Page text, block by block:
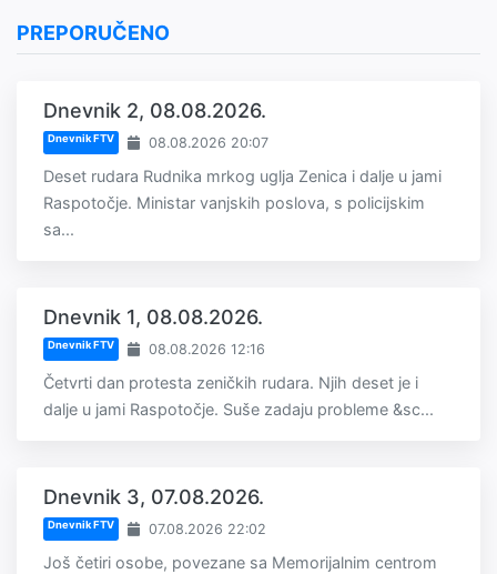
PREPORUČENO
Dnevnik 2, 08.08.2026.
Dnevnik FTV 08.08.2026 20:07
Deset rudara Rudnika mrkog uglja Zenica i dalje u jami
Raspotočje. Ministar vanjskih poslova, s policijskim
sa...
Dnevnik 1, 08.08.2026.
Dnevnik FTV 08.08.2026 12:16
Četvrti dan protesta zeničkih rudara. Njih deset je i
dalje u jami Raspotočje. Suše zadaju probleme &sc...
Dnevnik 3, 07.08.2026.
Dnevnik FTV 07.08.2026 22:02
Još četiri osobe, povezane sa Memorijalnim centrom